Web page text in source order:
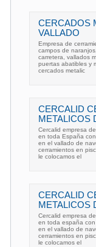
CERCADOS
VALLADO
Empresa de
campos de
carretera, vallados
puertas abatibles y
cercados metalic
CERCALID
METALICOS
Cercalid empresa
en toda España
en el vallado de
cerramientos en
le colocamos el
CERCALID
METALICOS
Cercalid empresa
en toda españa
en el vallado de
cerramientos en
le colocamos el